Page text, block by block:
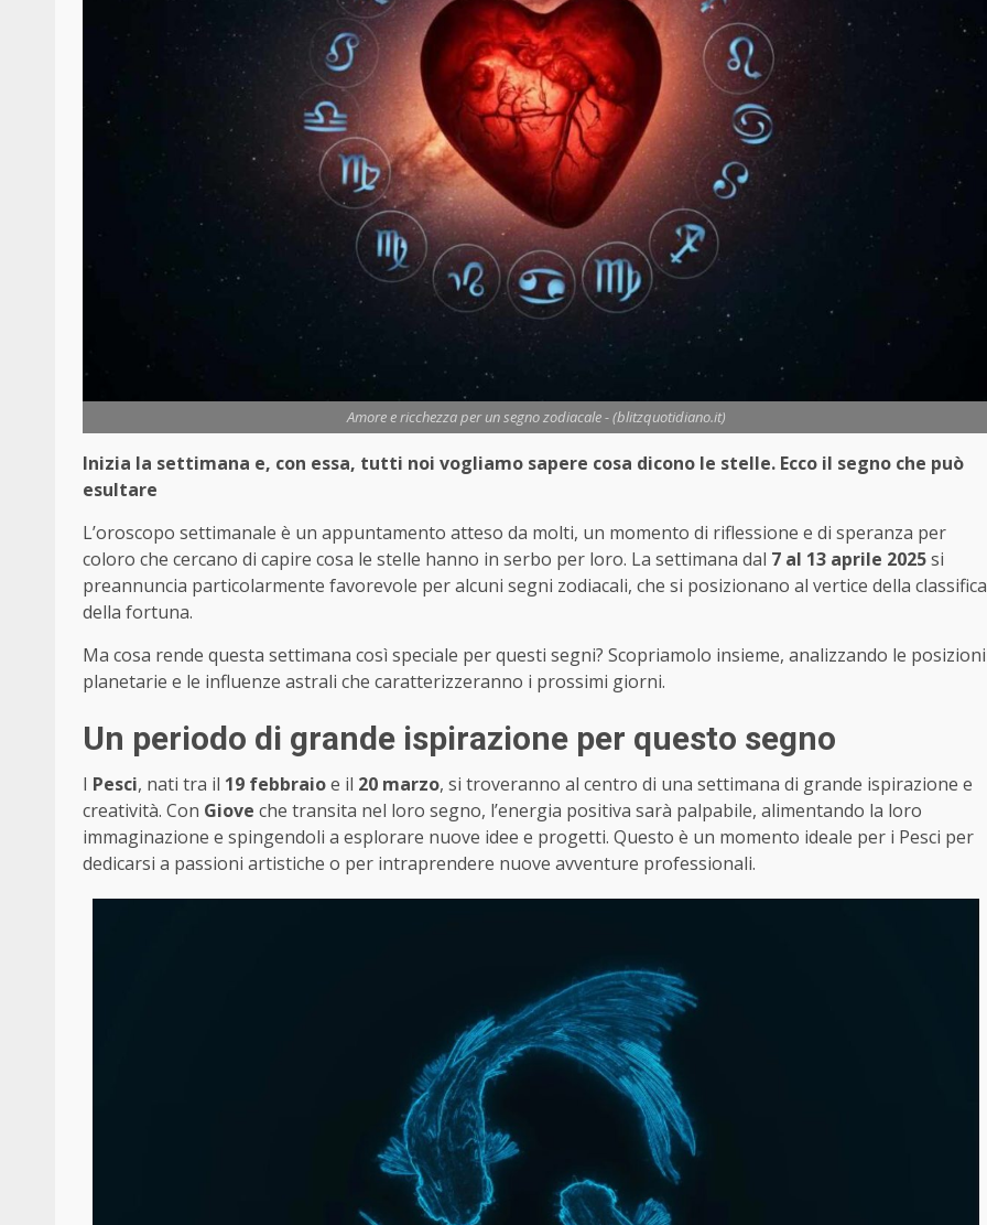
Amore e ricchezza per un segno zodiacale - (blitzquotidiano.it)
Inizia la settimana e, con essa, tutti noi vogliamo sapere cosa dicono le stelle. Ecco il segno che può
esultare
L’oroscopo settimanale è un appuntamento atteso da molti, un momento di riflessione e di speranza per
coloro che cercano di capire cosa le stelle hanno in serbo per loro. La settimana dal 7 al 13 aprile 2025si
preannuncia particolarmente favorevole per alcuni segni zodiacali, che si posizionano al vertice della classifica
della fortuna.
Ma cosa rende questa settimana così speciale per questi segni? Scopriamolo insieme, analizzando le posizioni
planetarie e le influenze astrali che caratterizzeranno i prossimi giorni.
Un periodo di grande ispirazione per questo segno
I Pesci, nati tra il 19 febbraioe il 20 marzo, si troveranno al centro di una settimana di grande ispirazione e
creatività. Con Giove che transita nel loro segno, l’energia positiva sarà palpabile, alimentando la loro
immaginazione e spingendoli a esplorare nuove idee e progetti. Questo è un momento ideale per i Pesci per
dedicarsi a passioni artistiche o per intraprendere nuove avventure professionali.